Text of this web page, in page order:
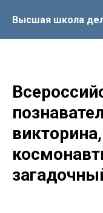
Высшая школа